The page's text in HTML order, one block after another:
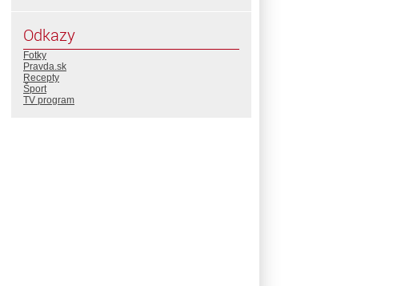
Odkazy
Fotky
Pravda.sk
Recepty
Šport
TV program